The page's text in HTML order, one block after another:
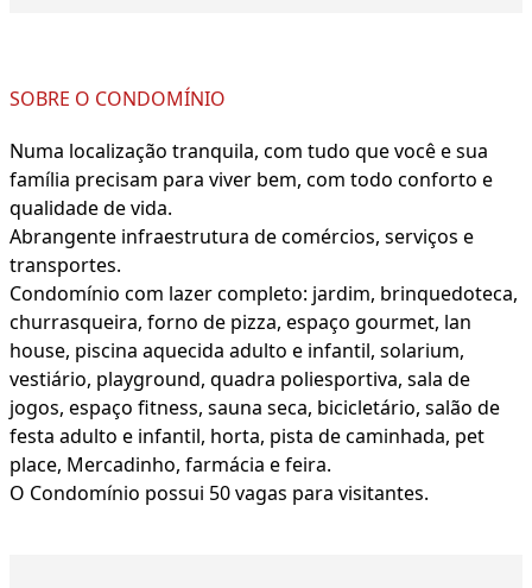
SOBRE O CONDOMÍNIO
Numa localização tranquila, com tudo que você e sua
família precisam para viver bem, com todo conforto e
qualidade de vida.
Abrangente infraestrutura de comércios, serviços e
transportes.
Condomínio com lazer completo: jardim, brinquedoteca,
churrasqueira, forno de pizza, espaço gourmet, lan
house, piscina aquecida adulto e infantil, solarium,
vestiário, playground, quadra poliesportiva, sala de
jogos, espaço fitness, sauna seca, bicicletário, salão de
festa adulto e infantil, horta, pista de caminhada, pet
place, Mercadinho, farmácia e feira.
O Condomínio possui 50 vagas para visitantes.